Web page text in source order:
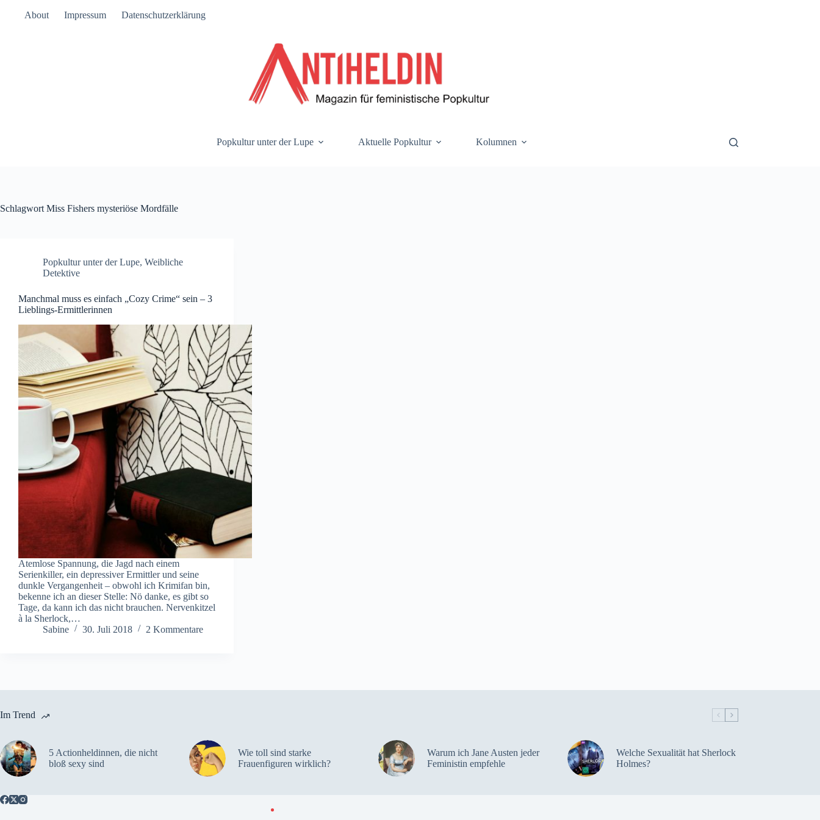
About Impressum Datenschutzerklärung
Popkultur unter der Lupe Aktuelle Popkultur Kolumnen
Schlagwort Miss Fishers mysteriöse Mordfälle
Popkultur unter der Lupe, Weibliche
Detektive
Manchmal muss es einfach „Cozy Crime“ sein – 3
Lieblings-Ermittlerinnen
Atemlose Spannung, die Jagd nach einem
Serienkiller, ein depressiver Ermittler und seine
dunkle Vergangenheit – obwohl ich Krimifan bin,
bekenne ich an dieser Stelle: Nö danke, es gibt so
Tage, da kann ich das nicht brauchen. Nervenkitzel
à la Sherlock,…
Sabine
30. Juli 2018 2 Kommentare
Im Trend
5 Actionheldinnen, die nicht
bloß sexy sind
Wie toll sind starke
Frauenfiguren wirklich?
Warum ich Jane Austen jeder
Feministin empfehle
Welche Sexualität hat Sherlock
Holmes?